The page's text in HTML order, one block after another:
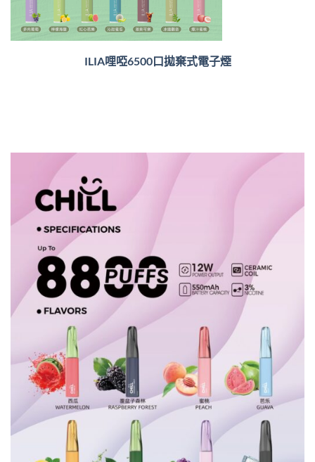
ILIA哩啞6500口拋棄式電子煙